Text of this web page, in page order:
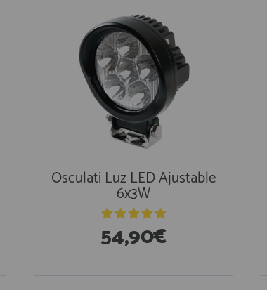
Osculati Luz LED Ajustable
6x3W
54,90€